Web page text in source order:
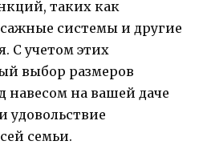
таких как
системы и другие
С учетом этих
выбор размеров
навесом на вашей даче
удовольствие
семьи.